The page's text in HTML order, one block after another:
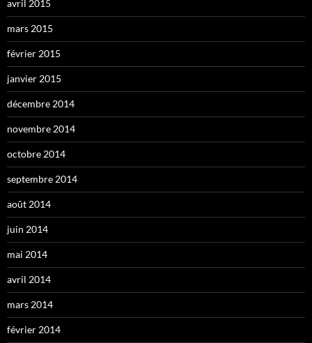
avril 2015
mars 2015
février 2015
janvier 2015
décembre 2014
novembre 2014
octobre 2014
septembre 2014
août 2014
juin 2014
mai 2014
avril 2014
mars 2014
février 2014